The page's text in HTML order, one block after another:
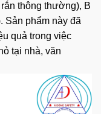
thông thường), B
Sản phẩm này đã
quả trong việc
tại nhà, văn